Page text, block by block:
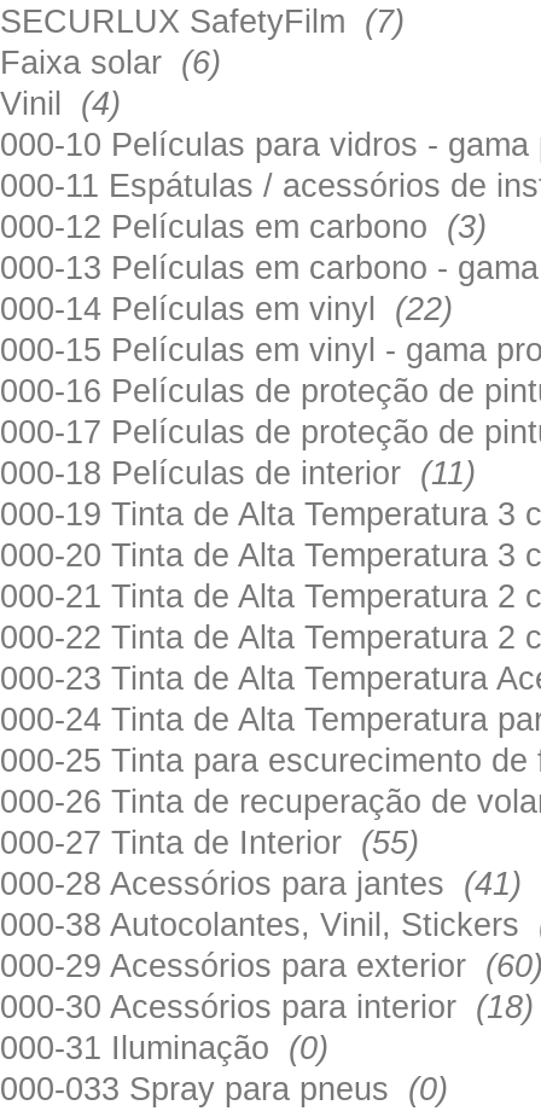
SECURLUX SafetyFilm (7)
Faixa solar (6)
Vinil (4)
000-10 Películas para vidros -
000-11 Espátulas / acessórios de
000-12 Películas em carbono (3)
000-13 Películas em carbono -
000-14 Películas em vinyl (22)
000-15 Películas em vinyl - gama
000-16 Películas de proteção de
000-17 Películas de proteção de
000-18 Películas de interior (11)
000-19 Tinta de Alta Temperatura
000-20 Tinta de Alta Temperatura
000-21 Tinta de Alta Temperatura
000-22 Tinta de Alta Temperatura
000-23 Tinta de Alta Temperatura
000-24 Tinta de Alta Temperatura
000-25 Tinta para escurecimento
000-26 Tinta de recuperação de
000-27 Tinta de Interior (55)
000-28 Acessórios para jantes (41)
000-38 Autocolantes, Vinil, Stickers
000-29 Acessórios para exterior
000-30 Acessórios para interior (18)
000-31 Iluminação (0)
000-033 Spray para pneus (0)